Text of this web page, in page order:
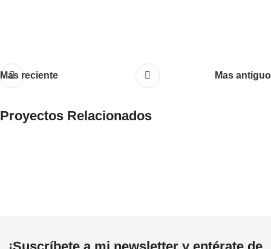
Mas reciente Mas antiguo
Proyectos Relacionados